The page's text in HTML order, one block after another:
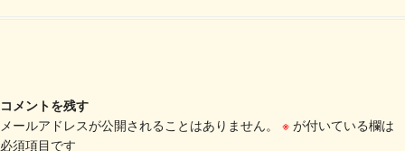
コメントを残す
メールアドレスが公開されることはありません。
※ が付いている欄は
必須項目です